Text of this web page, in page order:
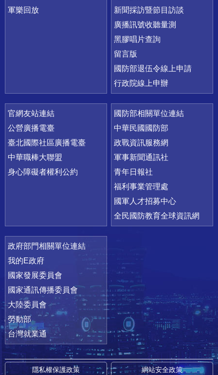
軍樂回放
新聞採訪暨節目訪談
廣播訊號收聽量測
黑膠唱片查詢
留言版
國防部退伍令線上申請
行政院線上申辦
官網友站連結
公營廣播電臺
臺北國際社區廣播電臺
中華職棒大聯盟
身心障礙者權利公約
國防部相關單位連結
中華民國國防部
政戰資訊服務網
軍事新聞通訊社
青年日報社
福利事業管理處
國軍人才招募中心
全民國防教育全球資訊網
政府部門相關單位連結
我的E政府
國家發展委員會
國家通訊傳播委員會
大陸委員會
勞動部
台灣就業通
隱私權保護政策 網站安全政策